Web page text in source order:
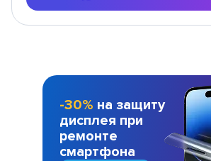
-30% на защиту
дисплея при
ремонте
смартфона